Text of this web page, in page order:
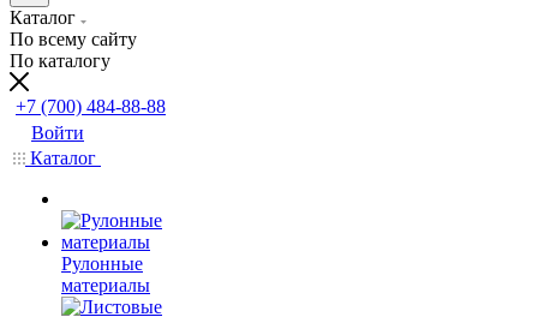
Каталог
По всему сайту
По каталогу
+7 (700) 484-88-88
Войти
Каталог
Рулонные
материалы